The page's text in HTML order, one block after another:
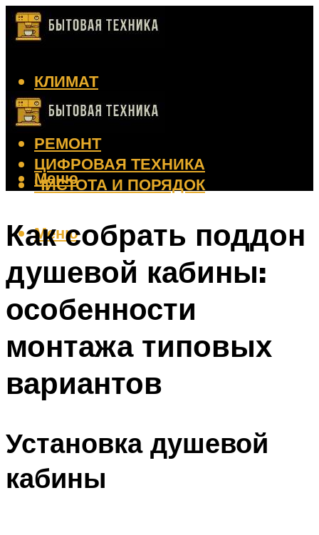
КЛИМАТ
КРАСОТА
КУХНЯ
РЕМОНТ
ЦИФРОВАЯ ТЕХНИКА
ЧИСТОТА И ПОРЯДОК
Меню
Меню
Как собрать поддон
душевой кабины:
особенности
монтажа типовых
вариантов
Установка душевой
кабины